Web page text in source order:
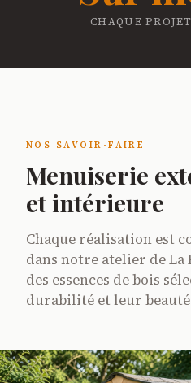
CHAQUE
NOS SAVOIR-FAIRE
Menuiserie
et intérieure
Chaque réalisation est
dans notre atelier de La
des essences de bois
durabilité et leur